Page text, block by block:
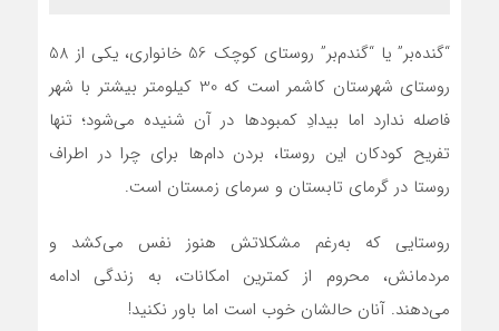
“گنده‌بر” یا “گندم‌بر” روستای کوچک 56 خانواری، یکی از 58
روستای شهرستان کاشمر است که 30 کیلومتر بیشتر با شهر
فاصله ندارد اما بیدادِ کمبودها در آن شنیده می‌شود؛ تنها
تفریح کودکان‌ این روستا، بردن دام‌ها برای چرا در اطراف
روستا در گرمای تابستان و سرمای زمستان است.
روستایی که به‌رغم مشکلاتش هنوز نفس می‌کشد و
مردمانش، محروم از کمترین امکانات، به زندگی ادامه
می‌دهند. آنان حال‏شان خوب است اما باور نکنید!